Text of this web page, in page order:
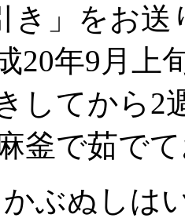
き」をお送
年9月上
から2週
釜で茹で
ぶぬしは